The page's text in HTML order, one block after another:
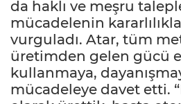
da haklı ve meşru
mücadelenin
vurguladı. Atar, tüm
üretimden gelen gücü
kullanmaya,
mücadeleye davet etti.